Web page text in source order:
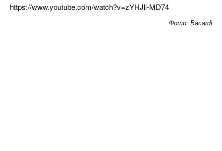
https://www.youtube.com/watch?v=zYHJll-MD74
Фото: Bacardi